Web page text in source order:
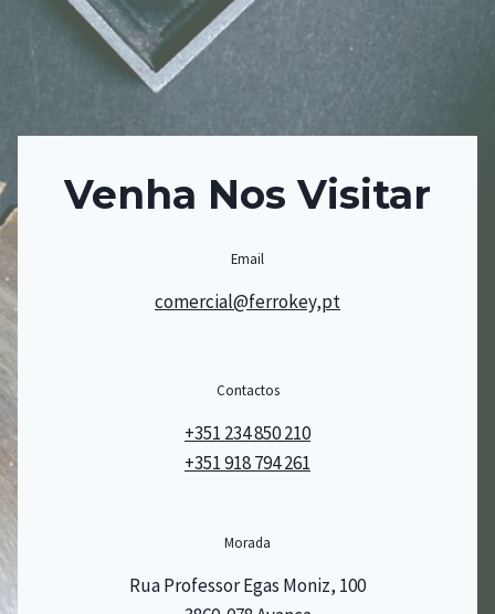
Venha Nos Visitar
Email
comercial@ferrokey,pt
Contactos
+351 234 850 210
+351 918 794 261
Morada
Rua Professor Egas Moniz, 100